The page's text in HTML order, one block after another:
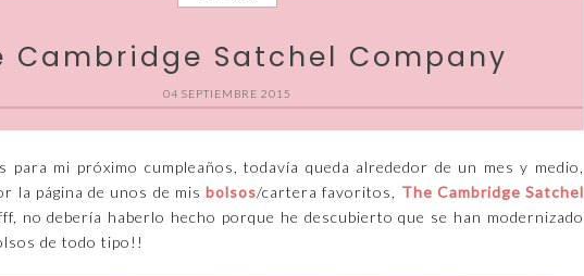
Cambridge Satchel Company
04 SEPTIEMBRE 2015
para mi próximo cumpleaños, todavía queda alrededor de un mes y medio,
la página de unos de mis bolsos/cartera favoritos, The Cambridge Satchel
no debería haberlo hecho porque he descubierto que se han modernizado
de todo tipo!!